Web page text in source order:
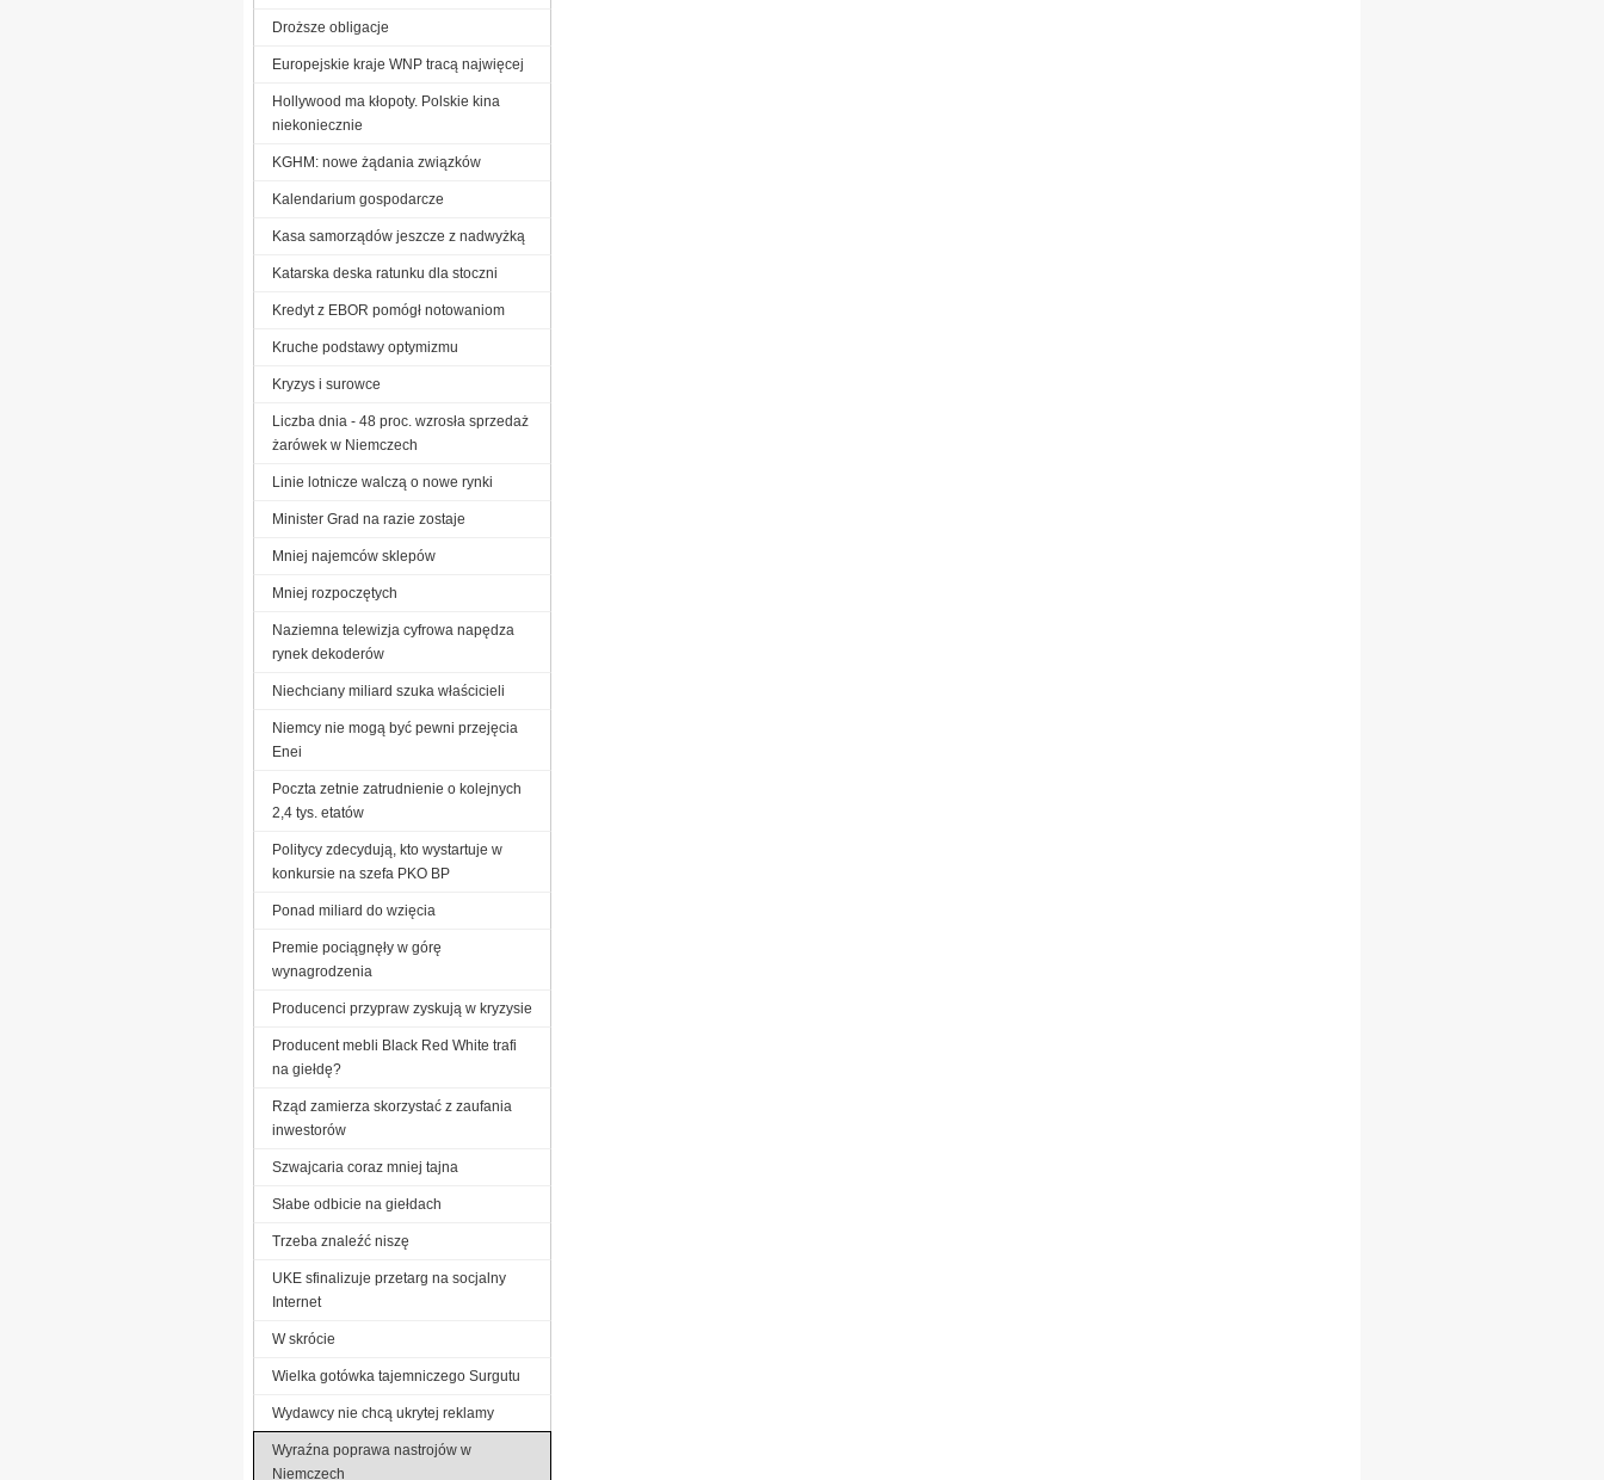
Droższe obligacje
Europejskie kraje WNP tracą najwięcej
Hollywood ma kłopoty. Polskie kina
niekoniecznie
KGHM: nowe żądania związków
Kalendarium gospodarcze
Kasa samorządów jeszcze z nadwyżką
Katarska deska ratunku dla stoczni
Kredyt z EBOR pomógł notowaniom
Kruche podstawy optymizmu
Kryzys i surowce
Liczba dnia - 48 proc. wzrosła sprzedaż
żarówek w Niemczech
Linie lotnicze walczą o nowe rynki
Minister Grad na razie zostaje
Mniej najemców sklepów
Mniej rozpoczętych
Naziemna telewizja cyfrowa napędza
rynek dekoderów
Niechciany miliard szuka właścicieli
Niemcy nie mogą być pewni przejęcia
Enei
Poczta zetnie zatrudnienie o kolejnych
2,4 tys. etatów
Politycy zdecydują, kto wystartuje w
konkursie na szefa PKO BP
Ponad miliard do wzięcia
Premie pociągnęły w górę
wynagrodzenia
Producenci przypraw zyskują w kryzysie
Producent mebli Black Red White trafi
na giełdę?
Rząd zamierza skorzystać z zaufania
inwestorów
Szwajcaria coraz mniej tajna
Słabe odbicie na giełdach
Trzeba znaleźć niszę
UKE sfinalizuje przetarg na socjalny
Internet
W skrócie
Wielka gotówka tajemniczego Surgutu
Wydawcy nie chcą ukrytej reklamy
Wyraźna poprawa nastrojów w
Niemczech